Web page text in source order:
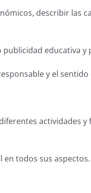
describir las
educativa y
y el
actividades
todos sus aspectos.